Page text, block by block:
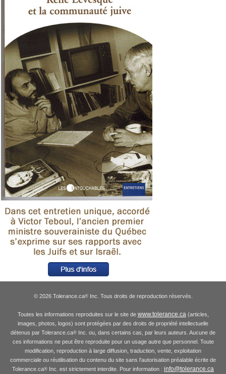
© 2026 Tolerance.ca®Inc. Tous droits de reproduction réservés.
Toutes les informations reproduites sur le site de www.tolerance.ca(articles,
images, photos, logos) sont protégées par des droits de propriété intellectuelle
détenus par Tolerance.ca® Inc. ou, dans certains cas, par leurs auteurs. Aucune de
ces informations ne peut être reproduite pour un usage autre que personnel. Toute
modification, reproduction à large diffusion, traduction, vente, exploitation
commerciale ou réutilisation du contenu du site sans l'autorisation préalable écrite de
Tolerance.ca® Inc. est strictement interdite. Pour information : info@tolerance.ca